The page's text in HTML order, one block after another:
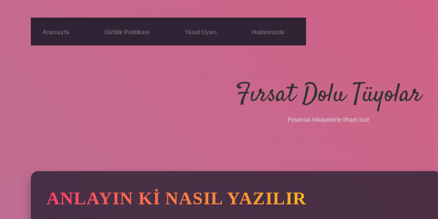
Anasayfa Gizlilik Politikası Yasal Uyarı Hakkımızda
Fırsat Dolu Tüyolar
Finansal hikayelerle ilham bul!
ANLAYIN KI NASIL YAZILIR